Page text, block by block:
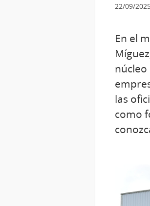
22/09/
En el
las
como